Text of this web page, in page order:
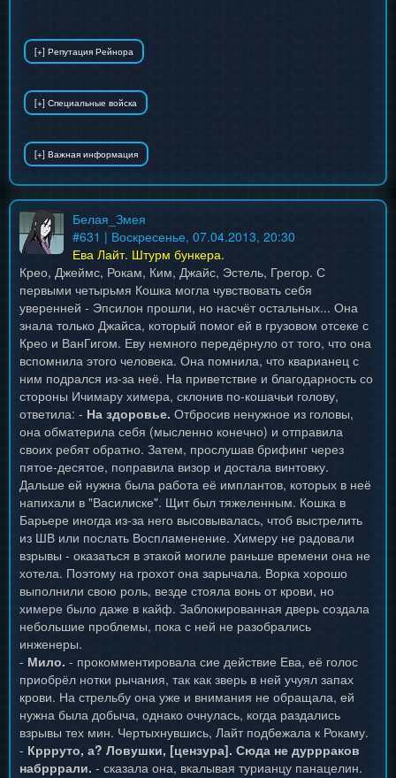
Белая_Змея
#631 | Воскресенье, 07.04.2013, 20:30
Ева Лайт. Штурм бункера.
Крео, Джеймс, Рокам, Ким, Джайс, Эстель, Грегор. С
первыми четырьмя Кошка могла чувствовать себя
уверенней - Эпсилон прошли, но насчёт остальных... Она
знала только Джайса, который помог ей в грузовом отсеке с
Крео и ВанГигом. Еву немного передёрнуло от того, что она
вспомнила этого человека. Она помнила, что кварианец с
ним подрался из-за неё. На приветствие и благодарность со
стороны Ичимару химера, склонив по-кошачьи голову,
ответила: - На здоровье. Отбросив ненужное из головы,
она обматерила себя (мысленно конечно) и отправила
своих ребят обратно. Затем, прослушав брифинг через
пятое-десятое, поправила визор и достала винтовку.
Дальше ей нужна была работа её имплантов, которых в неё
напихали в "Василиске". Щит был тяжеленным. Кошка в
Барьере иногда из-за него высовывалась, чтоб выстрелить
из ШВ или послать Воспламенение. Химеру не радовали
взрывы - оказаться в этакой могиле раньше времени она не
хотела. Поэтому на грохот она зарычала. Ворка хорошо
выполнили свою роль, везде стояла вонь от крови, но
химере было даже в кайф. Заблокированная дверь создала
небольшие проблемы, пока с ней не разобрались
инженеры.
- Мило. - прокомментировала сие действие Ева, её голос
приобрёл нотки рычания, так как зверь в ней учуял запах
крови. На стрельбу она уже и внимания не обращала, ей
нужна была добыча, однако очнулась, когда раздались
взрывы тех мин. Чертыхнувшись, Лайт подбежала к Рокаму.
- Кррруто, а? Ловушки, [цензура]. Сюда не дуррраков
набрррали. - сказала она, вкалывая турианцу панацелин.